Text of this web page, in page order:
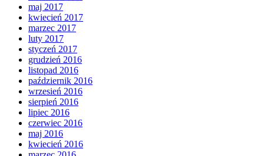
maj 2017
kwiecień 2017
marzec 2017
luty 2017
styczeń 2017
grudzień 2016
listopad 2016
październik 2016
wrzesień 2016
sierpień 2016
lipiec 2016
czerwiec 2016
maj 2016
kwiecień 2016